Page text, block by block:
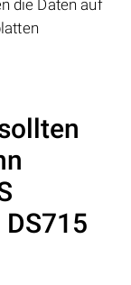
die Daten auf